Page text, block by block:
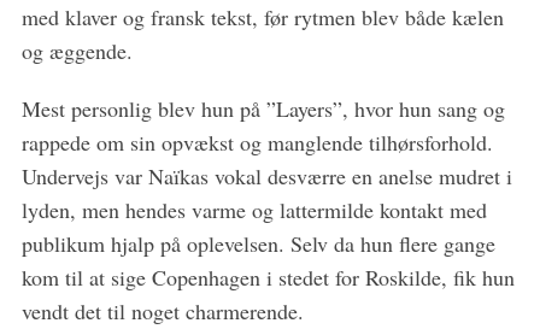
med klaver og fransk tekst, før rytmen blev både kælen
og æggende.
Mest personlig blev hun på ”Layers”, hvor hun sang og
rappede om sin opvækst og manglende tilhørsforhold.
Undervejs var Naïkas vokal desværre en anelse mudret i
lyden, men hendes varme og lattermilde kontakt med
publikum hjalp på oplevelsen. Selv da hun flere gange
kom til at sige Copenhagen i stedet for Roskilde, fik hun
vendt det til noget charmerende.